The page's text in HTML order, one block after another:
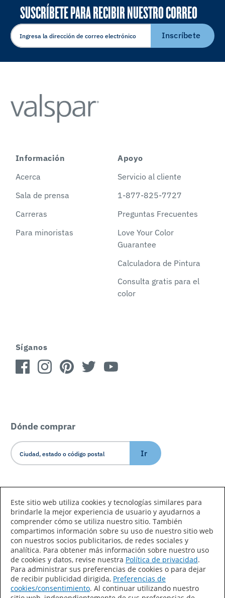
SUSCRÍBETE PARA RECIBIR NUESTRO CORREO
ELECTRÓNICO
Inscríbete
Información
Acerca
Sala de prensa
Carreras
Para minoristas
Apoyo
Servicio al cliente
1-877-825-7727
Preguntas Frecuentes
Love Your Color
Guarantee
Calculadora de Pintura
Consulta gratis para el
color
Síganos
Dónde comprar
Ir
Declaración de accesibilidad
Mapa del sitio
Términos de uso
Privacidad
Este sitio web utiliza cookies y tecnologías similares para
brindarle la mejor experiencia de usuario y ayudarnos a
comprender cómo se utiliza nuestro sitio. También
compartimos información sobre su uso de nuestro sitio web
con nuestros socios publicitarios, de redes sociales y
analítica. Para obtener más información sobre nuestro uso
de cookies y datos, revise nuestra Política de privacidad.
Para administrar sus preferencias de cookies o para dejar
de recibir publicidad dirigida, Preferencias de
cookies/consentimiento. Al continuar utilizando nuestro